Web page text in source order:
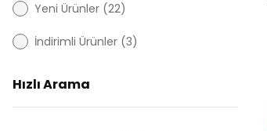
Merav Foliar (3)
Asos Tarım (2)
Biofarm (2)
Yeni Ürünler (22)
İndirimli Ürünler (3)
Hızlı Arama